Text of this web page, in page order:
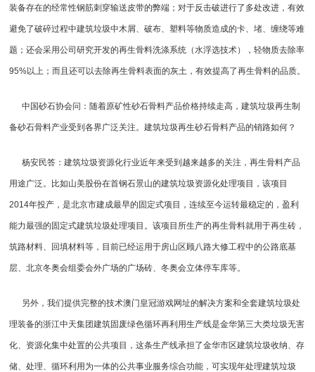
装备存在的经常性钢筋刺穿输送皮带的弊端；对于反击破进行了多处改进，有效
避免了破碎过程中建筑垃圾中木屑、破布、塑料等物质造成的卡、堵、缠绕等难
题；还会采用公司研究开发的再生骨料洗涤系统（水浮选技术），轻物质去除率
95%以上；而且还可以去除再生骨料表面的灰土，有效提高了再生骨料的品质。
中国砂石协会问：随着原矿性砂石骨料产品价格持续走高，建筑垃圾再生制
备砂石骨料产业受到各界广泛关注。建筑垃圾再生砂石骨料产品的销路如何？
杨安民答：建筑垃圾资源化行业近年来受到越来越多的关注，再生骨料产品
用途广泛。比如山美股份在首钢石景山的建筑垃圾资源化处理项目，该项目
2014年投产，是北京市建成最早的固定式项目，连续至今运转最稳定的，盈利
能力最强的固定式建筑垃圾处理项目。该项目所生产的再生骨料就用于再生砖，
筑路材料、回填材料等，目前已经运用于房山区顾八路大修工程中的公路底基
层、北京冬奥会组委会外广场的广场砖、冬奥会立体停车库等。
另外，我们提供完整的技术澳门皇冠游戏网址的解决方案和全套建筑垃圾处
理装备的浙江中天集团建筑固废绿色循环再利用生产线是金华第三大类垃圾无害
化、资源化集中处置的公共项目，这条生产线承担了金华市区建筑垃圾收纳、存
储、处理、循环利用为一体的公共事业服务综合功能，可实现年处理建筑垃圾